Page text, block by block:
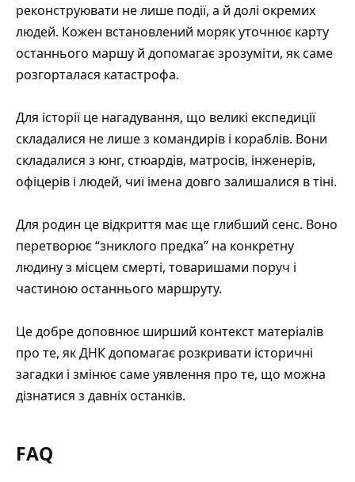
реконструювати не лише події, а й долі окремих
людей. Кожен встановлений моряк уточнює карту
останнього маршу й допомагає зрозуміти, як саме
розгорталася катастрофа.
Для історії це нагадування, що великі експедиції
складалися не лише з командирів і кораблів. Вони
складалися з юнг, стюардів, матросів, інженерів,
офіцерів і людей, чиї імена довго залишалися в тіні.
Для родин це відкриття має ще глибший сенс. Воно
перетворює “зниклого предка” на конкретну
людину з місцем смерті, товаришами поруч і
частиною останнього маршруту.
Це добре доповнює ширший контекст матеріалів
про те, якДНК допомагає розкривати історичні
загадки і змінює саме уявлення про те, що можна
дізнатися з давніх останків.
FAQ